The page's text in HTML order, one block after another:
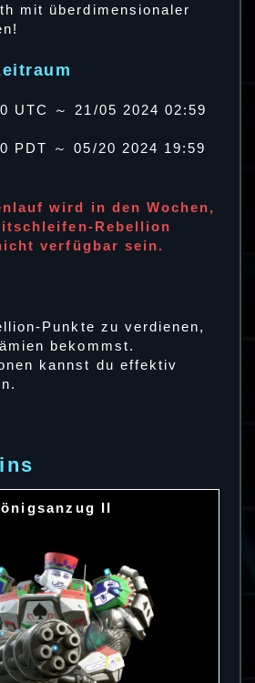
mit überdimensionaler
UTC ～ 21/05 2024 02:59
PDT ～ 05/20 2024 19:59
wird in den Wochen,
Rebellion
verfügbar sein.
Punkte zu verdienen,
bekommst.
kannst du effektiv
II